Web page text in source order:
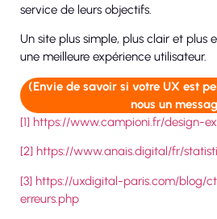
service de leurs objectifs.
Un site plus simple, plus clair et
une meilleure expérience utilisateur.
(Envie de savoir si votre UX est
nous un
[1] https://www.campioni.fr/design-
[2] https://www.anais.digital/fr/
[3] https://uxdigital-paris.com/blog/
erreurs.php